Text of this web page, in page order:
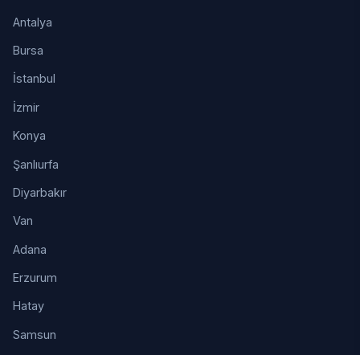
Antalya
Bursa
İstanbul
İzmir
Konya
Şanlıurfa
Diyarbakır
Van
Adana
Erzurum
Hatay
Samsun